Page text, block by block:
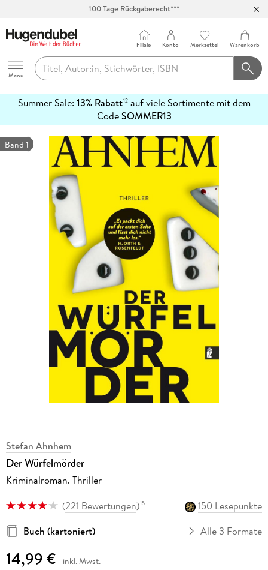
100 Tage Rückgaberecht***
Hugendubel
Menu
Filiale Konto Merkzettel Warenkorb
Summer Sale: 13% Rabatt12auf viele Sortimente mit dem
CodeSOMMER13
erfahren
Band 1
Stefan Ahnhem
Der Würfelmörder
Kriminalroman. Thriller
(221 Bewertungen)15
150 Lesepunkte
Buch (kartoniert)
Alle 3 Formate
14,99 € inkl. Mwst.